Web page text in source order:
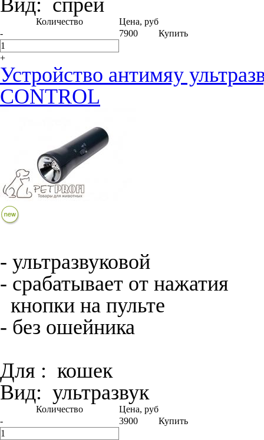
Вид: спрей
Количество
Цена, руб
-
+
7900 Купить
Устройство антимяу
CONTROL
- ультразвуковой
- срабатывает от нажатия
кнопки на пульте
- без ошейника
Для : кошек
Вид: ультразвук
Количество
Цена, руб
-
3900 Купить